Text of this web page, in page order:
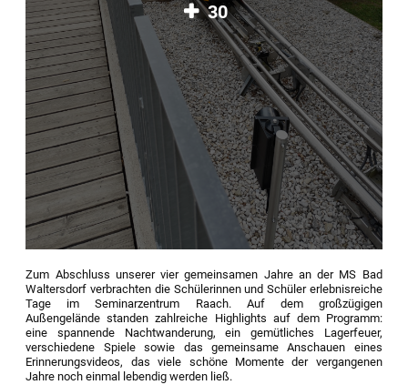
30
Zum Abschluss unserer vier gemeinsamen Jahre an der MS Bad
Waltersdorf verbrachten die Schülerinnen und Schüler erlebnisreiche
Tage im Seminarzentrum Raach. Auf dem großzügigen
Außengelände standen zahlreiche Highlights auf dem Programm:
eine spannende Nachtwanderung, ein gemütliches Lagerfeuer,
verschiedene Spiele sowie das gemeinsame Anschauen eines
Erinnerungsvideos, das viele schöne Momente der vergangenen
Jahre noch einmal lebendig werden ließ.